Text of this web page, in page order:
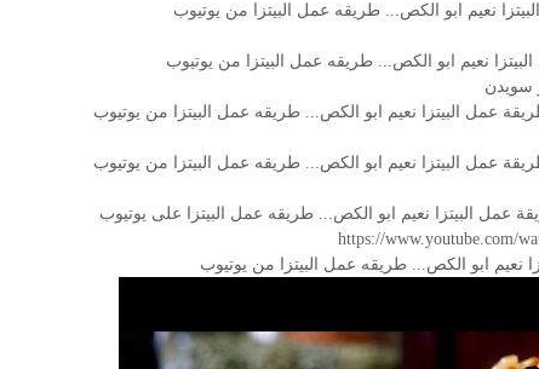
نعيم ابو الكص... طريقه عمل البيتزا من يوتيوب
نعيم ابو الكص... طريقه عمل البيتزا من يوتيوب
عمل البيتزا نعيم ابو الكص... طريقه عمل البيتزا من يوتيوب
عمل البيتزا نعيم ابو الكص... طريقه عمل البيتزا من يوتيوب
عمل البيتزا نعيم ابو الكص... طريقه عمل البيتزا على يوتيوب
https://www.youtube.com/
نعيم ابو الكص... طريقه عمل البيتزا من يوتيوب